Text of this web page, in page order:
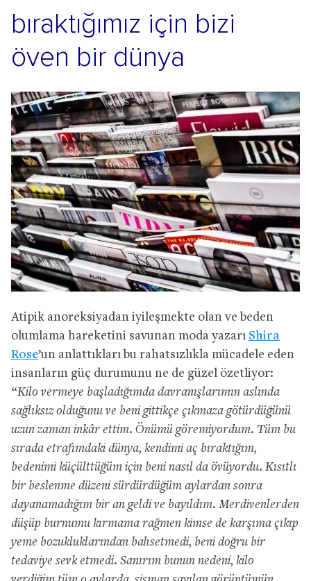
bıraktığımız için bizi
öven bir dünya
Atipik anoreksiyadan iyileşmekte olan ve beden
olumlama hareketini savunan moda yazarı Shira
Rose’un anlattıkları bu rahatsızlıkla mücadele eden
insanların güç durumunu ne de güzel özetliyor:
“Kilo vermeye başladığımda davranışlarımın aslında
sağlıksız olduğunu ve beni gittikçe çıkmaza götürdüğünü
uzun zaman inkâr ettim. Önümü göremiyordum. Tüm bu
sırada etrafımdaki dünya, kendimi aç bıraktığım,
bedenimi küçülttüğüm için beni nasıl da övüyordu. Kısıtlı
bir beslenme düzeni sürdürdüğüm aylardan sonra
dayanamadığım bir an geldi ve bayıldım. Merdivenlerden
düşüp burnumu kırmama rağmen kimse de karşıma çıkıp
yeme bozukluklarından bahsetmedi, beni doğru bir
tedaviye sevk etmedi. Sanırım bunun nedeni, kilo